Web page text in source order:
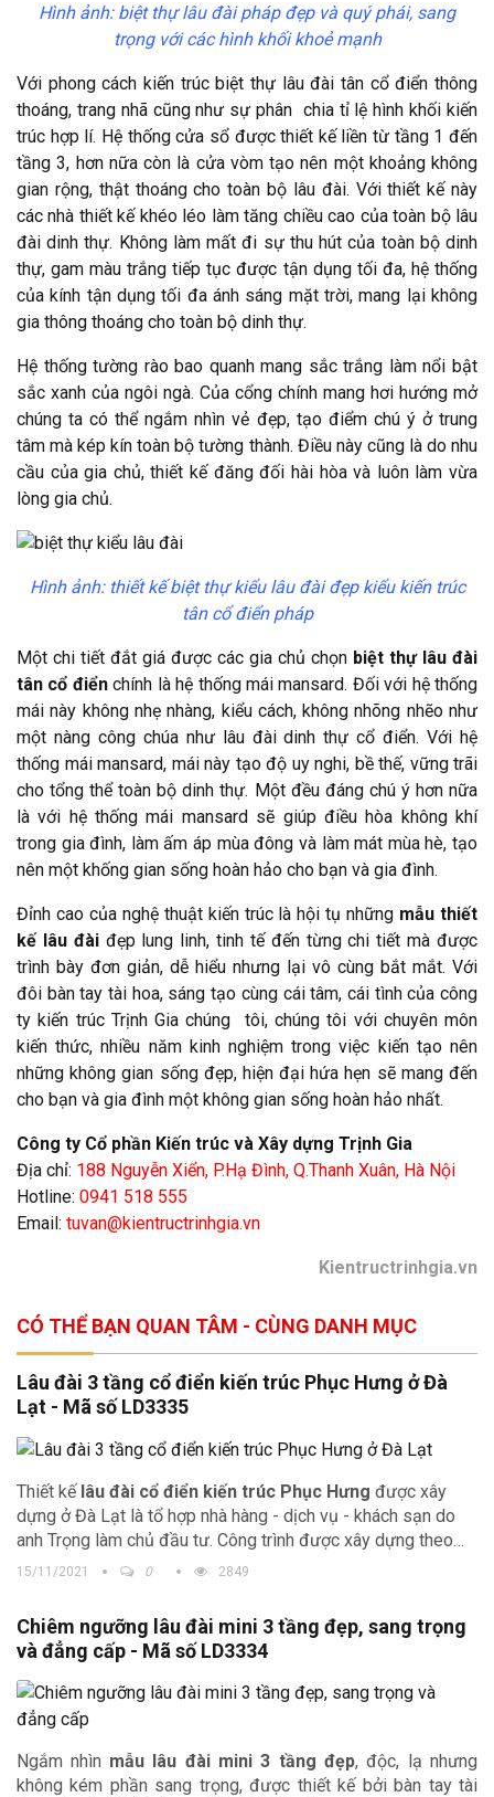
Hình ảnh: biệt thự lâu đài pháp đẹp và quý phái, sang
trọng với các hình khối khoẻ mạnh
Với phong cách kiến trúc biệt thự lâu đài tân cổ điển thông
thoáng, trang nhã cũng như sự phân chia tỉ lệ hình khối kiến
trúc hợp lí. Hệ thống cửa sổ được thiết kế liền từ tầng 1 đến
tầng 3, hơn nữa còn là cửa vòm tạo nên một khoảng không
gian rộng, thật thoáng cho toàn bộ lâu đài. Với thiết kế này
các nhà thiết kế khéo léo làm tăng chiều cao của toàn bộ lâu
đài dinh thự. Không làm mất đi sự thu hút của toàn bộ dinh
thự, gam màu trắng tiếp tục được tận dụng tối đa, hệ thống
của kính tận dụng tối đa ánh sáng mặt trời, mang lại không
gia thông thoáng cho toàn bộ dinh thự.
Hệ thống tường rào bao quanh mang sắc trắng làm nổi bật
sắc xanh của ngôi ngà. Của cổng chính mang hơi hướng mở
chúng ta có thể ngắm nhìn vẻ đẹp, tạo điểm chú ý ở trung
tâm mà kép kín toàn bộ tường thành. Điều này cũng là do nhu
cầu của gia chủ, thiết kế đăng đối hài hòa và luôn làm vừa
lòng gia chủ.
Hình ảnh: thiết kế biệt thự kiểu lâu đài đẹp kiểu kiến trúc
tân cổ điển pháp
Một chi tiết đắt giá được các gia chủ chọn biệt thự lâu đài
tân cổ điểnchính là hệ thống mái mansard. Đối với hệ thống
mái này không nhẹ nhàng, kiểu cách, không nhõng nhẽo như
một nàng công chúa như lâu đài dinh thự cổ điển. Với hệ
thống mái mansard, mái này tạo độ uy nghi, bề thế, vững trãi
cho tổng thể toàn bộ dinh thự. Một đều đáng chú ý hơn nữa
là với hệ thống mái mansard sẽ giúp điều hòa không khí
trong gia đình, làm ấm áp mùa đông và làm mát mùa hè, tạo
nên một khống gian sống hoàn hảo cho bạn và gia đình.
Đỉnh cao của nghệ thuật kiến trúc là hội tụ những mẫu thiết
kế lâu đàiđẹp lung linh, tinh tế đến từng chi tiết mà được
trình bày đơn giản, dễ hiểu nhưng lại vô cùng bắt mắt. Với
đôi bàn tay tài hoa, sáng tạo cùng cái tâm, cái tình của công
ty kiến trúc Trịnh Gia chúng tôi, chúng tôi với chuyên môn
kiến thức, nhiều năm kinh nghiệm trong việc kiến tạo nên
những không gian sống đẹp, hiện đại hứa hẹn sẽ mang đến
cho bạn và gia đình một không gian sống hoàn hảo nhất.
Công ty Cổ phần Kiến trúc và Xây dựng Trịnh Gia
Địa chỉ: 188 Nguyễn Xiển, P.Hạ Đình, Q.Thanh Xuân, Hà Nội
Hotline: 0941 518 555
Email: tuvan@kientructrinhgia.vn
Kientructrinhgia.vn
CÓ THỂ BẠN QUAN TÂM - CÙNG DANH MỤC
Lâu đài 3 tầng cổ điển kiến trúc Phục Hưng ở Đà
Lạt - Mã số LD3335
Thiết kếlâu đài cổ điển kiến trúc Phục Hưng được xây
dựng ở Đà Lạt là tổ hợp nhà hàng - dịch vụ - khách sạn do
anh Trọng làm chủ đầu tư. Công trình được xây dựng theo
phong cách cổ điển nên mang vẻ đẹp nguy nga, đồ sộ và vô
15/11/2021 0 2849
Chiêm ngưỡng lâu đài mini 3 tầng đẹp, sang trọng
và đẳng cấp - Mã số LD3334
Ngắm nhìn mẫu lâu đài mini 3 tầng đẹp, độc, lạ nhưng
không kém phần sang trọng, được thiết kế bởi bàn tay tài